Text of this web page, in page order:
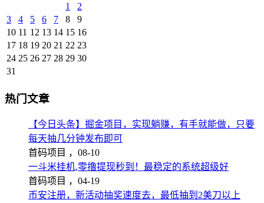
1
2
3
4 5 6 7 8
9
10 11 12 13 14 15 16
17 18 19 20 21 22 23
24 25 26 27 28 29 30
31
热门文章
【今日头条】掘金项目，实现躺赚，有手就能做，只要
每天抽几分钟发布即可
首码项目 ， 08-10
一斗米挂机,零撸提现秒到！最稳定的系统超级好
首码项目 ， 04-19
币安注册，新活动抽奖速度去，最低抽到2美刀以上